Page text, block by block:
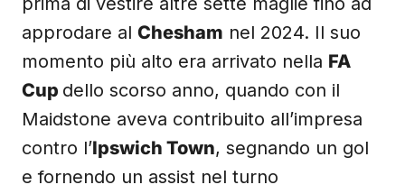
approdare al Chesham nel 2024. Il suo
momento più alto era arrivato nella FA
Cup dello scorso anno, quando con il
Maidstone aveva contribuito all’impresa
contro l’Ipswich Town, segnando un gol
e fornendo un assist nel turno